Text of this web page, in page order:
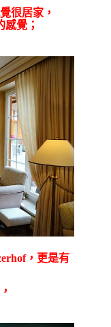
很居家，
覺；
，更是有